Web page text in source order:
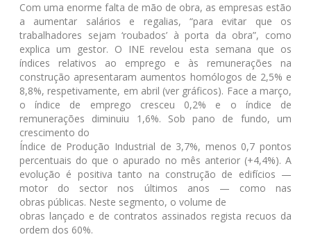
Com uma enorme falta de mão de obra, as empresas estão
a aumentar salários e regalias, “para evitar que os
trabalhadores sejam ‘roubados’ à porta da obra”, como
explica um gestor. O INE revelou esta semana que os
índices relativos ao emprego e às remunerações na
construção apresentaram aumentos homólogos de 2,5% e
8,8%, respetivamente, em abril (ver gráficos). Face a março,
o índice de emprego cresceu 0,2% e o índice de
remunerações diminuiu 1,6%. Sob pano de fundo, um
crescimento do
Índice de Produção Industrial de 3,7%, menos 0,7 pontos
percentuais do que o apurado no mês anterior (+4,4%). A
evolução é positiva tanto na construção de edifícios —
motor do sector nos últimos anos — como nas
obras públicas. Neste segmento, o volume de
obras lançado e de contratos assinados regista recuos da
ordem dos 60%.